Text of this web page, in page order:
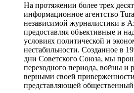
На протяжении более трех
информационное агентство
независимой журналистики в
предоставляя объективные и
условиях политической и
нестабильности. Созданное в
дни Советского Союза, мы
переходного периода, войны и
верными своей
представляющей общественный